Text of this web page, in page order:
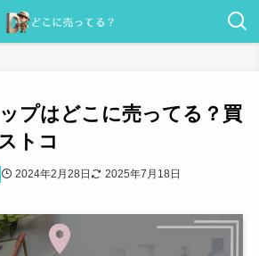
プはどこに売ってる？買
トコ
2024年2月28日 2025年7月18日